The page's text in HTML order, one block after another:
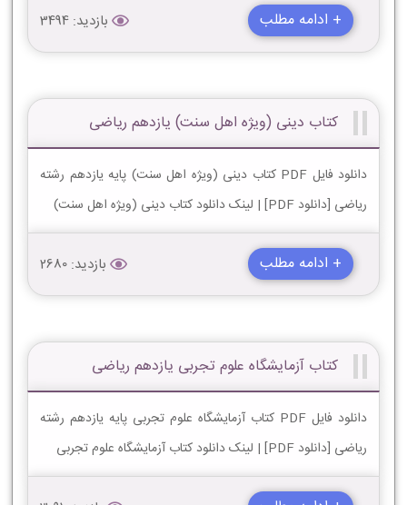
+ ادامه مطلب بازدید: 3494
کتاب دینی (ویژه اهل سنت) یازدهم ریاضی
دانلود فایل PDF کتاب دینی (ویژه اهل سنت) پایه یازدهم رشته
ریاضی [دانلود PDF] | لینک دانلود کتاب دینی (ویژه اهل سنت)
+ ادامه مطلب بازدید: 2680
کتاب آزمایشگاه علوم تجربی یازدهم ریاضی
دانلود فایل PDF کتاب آزمایشگاه علوم تجربی پایه یازدهم رشته
ریاضی [دانلود PDF] | لینک دانلود کتاب آزمایشگاه علوم تجربی